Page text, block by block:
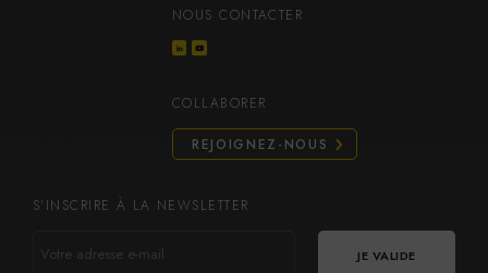
NOUS CONTACTER
COLLABORER
REJOIGNEZ-NOUS
S’INSCRIRE À LA NEWSLETTER
ADRESSE